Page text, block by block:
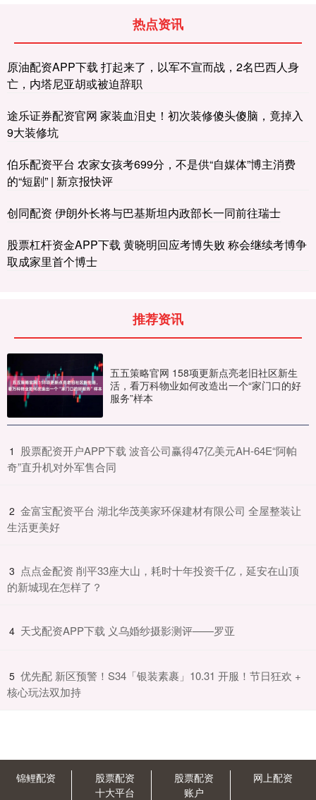
热点资讯
原油配资APP下载 打起来了，以军不宣而战，2名巴西人身
亡，内塔尼亚胡或被迫辞职
途乐证券配资官网 家装血泪史！初次装修傻头傻脑，竟掉入
9大装修坑
伯乐配资平台 农家女孩考699分，不是供“自媒体”博主消费
的“短剧” | 新京报快评
创同配资 伊朗外长将与巴基斯坦内政部长一同前往瑞士
股票杠杆资金APP下载 黄晓明回应考博失败 称会继续考博争
取成家里首个博士
推荐资讯
五五策略官网 158项更新点亮老旧社区新生
活，看万科物业如何改造出一个“家门口的好
服务”样本
1
​股票配资开户APP下载 波音公司赢得47亿美元AH-64E“阿帕
奇”直升机对外军售合同
2 ​金富宝配资平台 湖北华茂美家环保建材有限公司 全屋整装让
生活更美好
3 ​点点金配资 削平33座大山，耗时十年投资千亿，延安在山顶
的新城现在怎样了？
4 ​天戈配资APP下载 义乌婚纱摄影测评——罗亚
5 ​优先配 新区预警！S34「银装素裹」10.31 开服！节日狂欢 +
核心玩法双加持
锦鲤配资
股票配资
十大平台
股票配资
账户
网上配资